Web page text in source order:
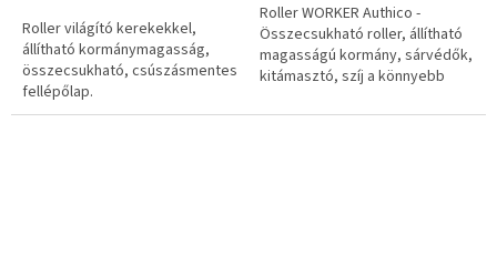
Roller világító kerekekkel,
állítható kormánymagasság,
összecsukható, csúszásmentes
fellépőlap.
0,0
csillag.
Roller WORKER Authico -
Összecsukható roller, állítható
magasságú kormány, sárvédők,
kitámasztó, szíj a könnyebb